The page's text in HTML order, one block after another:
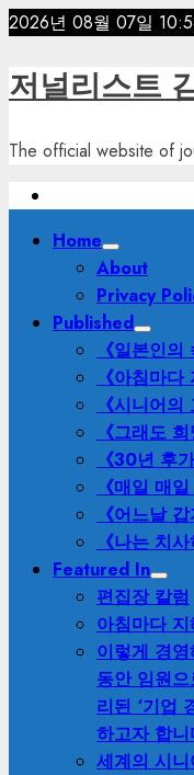
Skip
content
2026년 08월 07일
저널리스트
The official website of
PrimaryHome
About
Privacy
Published
《일본인
《아침마다
《시니어
《그래도
《30년 후
《매일 매
《어느날
《나는 치
Featured In
편집장 칼럼
아침마다 지
이렇게 경영
동안 임원
리된 ‘기업
하고자 합니
세계의 시니